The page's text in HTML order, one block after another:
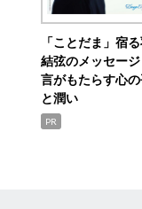
「ことだま」宿
結弦のメッセー
言がもたらす心
と潤い
PR